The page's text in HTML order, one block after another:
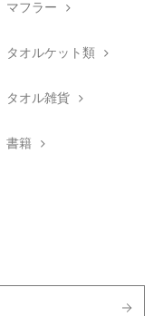
マフラー
タオルケット類
タオル雑貨
書籍